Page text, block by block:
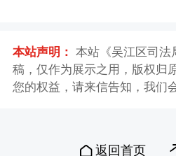
本站声明： 本站《吴江区司法
稿，仅作为展示之用，版权归
您的权益，请来信告知，我们
返回首页